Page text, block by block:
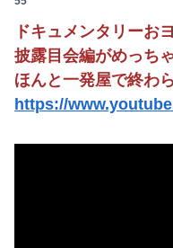
ドキュメンタリーお
披露目会編がめっち
ほんと一発屋で終わ
https://